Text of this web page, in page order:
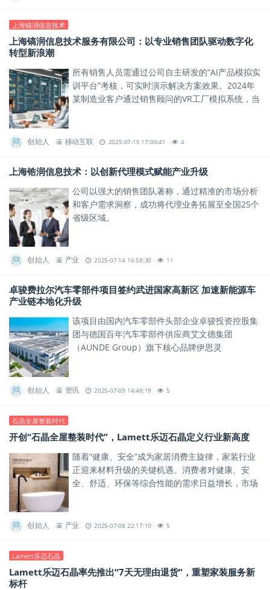
上海镐润信息技术
上海镐润信息技术服务有限公司：以专业销售团队驱动数字化
转型新浪潮
所有销售人员需通过公司自主研发的“AI产品模拟实
训平台”考核，可实时演示解决方案效果。2024年
某制造业客户通过销售顾问的VR工厂模拟系统，当
创始人 移动互联 2025-07-15 17:00:41 4
上海锆润信息技术：以创新代理模式赋能产业升级
公司以强大的销售团队著称，通过精准的市场分析
和客户需求洞察，成功将代理业务拓展至全国25个
省级区域。
创始人 产业 2025-07-14 16:58:30 11
卓骏费拉尔汽车零部件项目签约武进国家高新区 加速新能源车
产业链本地化升级
该项目由国内汽车零部件头部企业卓骏投资控股集
团与德国百年汽车零部件供应商艾文德集团
（AUNDE Group）旗下核心品牌伊思灵
创始人 资讯 2025-07-09 14:48:19 5
石晶全屋整装时代
开创“石晶全屋整装时代”，Lamett乐迈石晶定义行业新高度
随着“健康、安全”成为家居消费主旋律，家装行业
正迎来材料升级的关键机遇。消费者对健康、安
全、舒适、环保等综合性能的需求日益增长，市场
创始人 产业 2025-07-08 22:17:10 5
Lamett乐迈石晶
Lamett乐迈石晶率先推出“7天无理由退货”，重塑家装服务新
标杆